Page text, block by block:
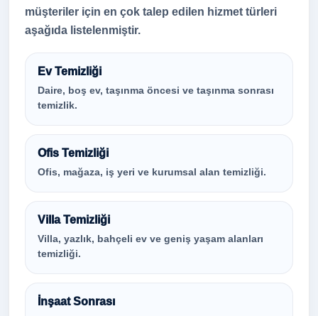
müşteriler için en çok talep edilen hizmet türleri
aşağıda listelenmiştir.
Ev Temizliği
Daire, boş ev, taşınma öncesi ve taşınma sonrası
temizlik.
Ofis Temizliği
Ofis, mağaza, iş yeri ve kurumsal alan temizliği.
Villa Temizliği
Villa, yazlık, bahçeli ev ve geniş yaşam alanları
temizliği.
İnşaat Sonrası